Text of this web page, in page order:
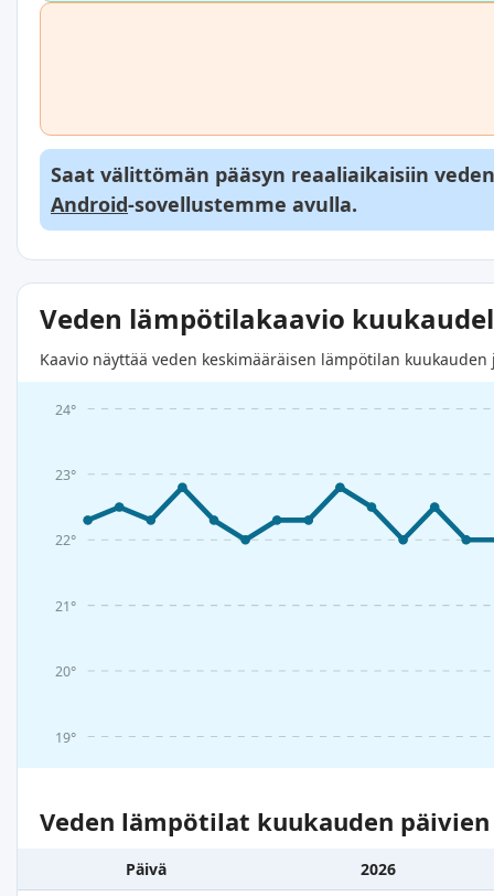
Saat välittömän pääsyn reaaliaikaisiin
Android-sovellustemme avulla.
Veden lämpötilakaavio
Kaavio näyttää veden keskimääräisen lämpötilan
19°
20°
21°
22°
23°
24°
Veden lämpötilat kuukauden
Päivä
2026